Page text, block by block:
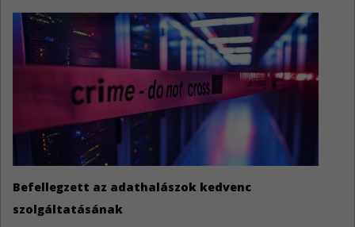
Befellegzett az adathalászok kedvenc
szolgáltatásának